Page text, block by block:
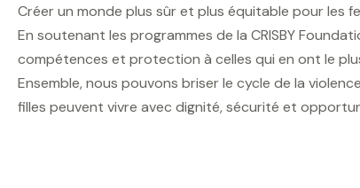
Créer un monde plus sûr et plus équitable pour les
En soutenant les programmes de la CRISBY
compétences et protection à celles qui en ont le
Ensemble, nous pouvons briser le cycle de la
filles peuvent vivre avec dignité, sécurité et